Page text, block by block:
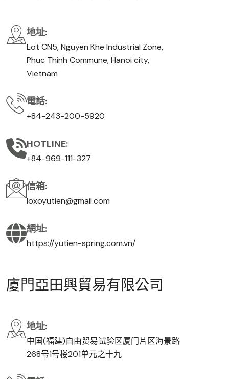
地址:
Lot CN5, Nguyen Khe Industrial Zone,
Phuc Thinh Commune, Hanoi city,
Vietnam
電話:
+84-243-200-5920
HOTLINE:
+84-969-111-327
信箱:
loxoyutien@gmail.com
網址:
https://yutien-spring.com.vn/
廈門亞田興貿易有限公司
地址:
中国(福建)自由贸易试验区厦门片区海景路
268号1号楼201单元之十九